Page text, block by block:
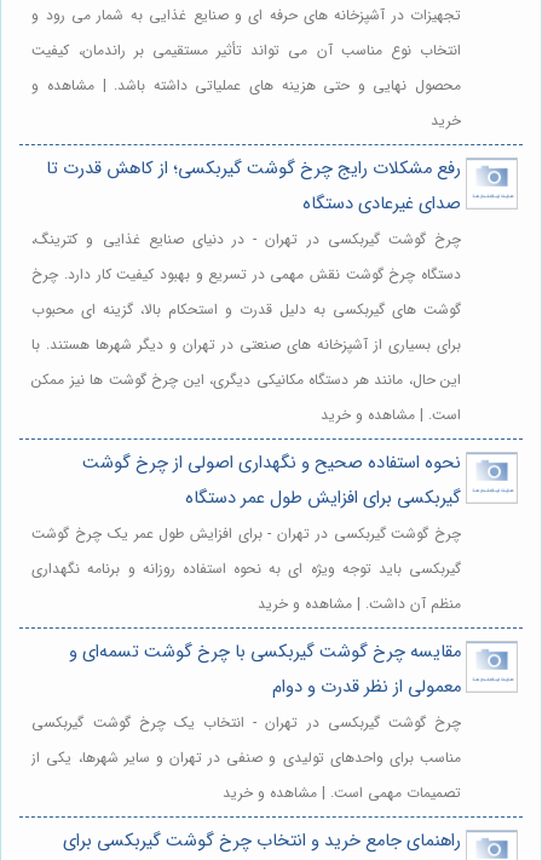
تجهیزات در آشپزخانه های حرفه ای و صنایع غذایی به شمار می رود و
انتخاب نوع مناسب آن می تواند تأثیر مستقیمی بر راندمان، کیفیت
محصول نهایی و حتی هزینه های عملیاتی داشته باشد. | مشاهده و
خرید
رفع مشکلات رایج چرخ گوشت گیربکسی؛ از کاهش قدرت تا
صدای غیرعادی دستگاه
چرخ گوشت گیربکسی در تهران - در دنیای صنایع غذایی و کترینگ،
دستگاه چرخ گوشت نقش مهمی در تسریع و بهبود کیفیت کار دارد. چرخ
گوشت های گیربکسی به دلیل قدرت و استحکام بالا، گزینه ای محبوب
برای بسیاری از آشپزخانه های صنعتی در تهران و دیگر شهرها هستند. با
این حال، مانند هر دستگاه مکانیکی دیگری، این چرخ گوشت ها نیز ممکن
است. | مشاهده و خرید
نحوه استفاده صحیح و نگهداری اصولی از چرخ گوشت
گیربکسی برای افزایش طول عمر دستگاه
چرخ گوشت گیربکسی در تهران - برای افزایش طول عمر یک چرخ گوشت
گیربکسی باید توجه ویژه ای به نحوه استفاده روزانه و برنامه نگهداری
منظم آن داشت. | مشاهده و خرید
مقایسه چرخ گوشت گیربکسی با چرخ گوشت تسمه‌ای و
معمولی از نظر قدرت و دوام
چرخ گوشت گیربکسی در تهران - انتخاب یک چرخ گوشت گیربکسی
مناسب برای واحدهای تولیدی و صنفی در تهران و سایر شهرها، یکی از
تصمیمات مهمی است. | مشاهده و خرید
راهنمای جامع خرید و انتخاب چرخ گوشت گیربکسی برای